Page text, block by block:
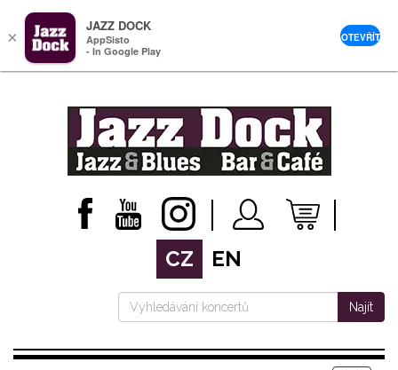
CZ EN
Najít
×
JAZZ DOCK
AppSisto
- In Google Play
OTEVŘÍT